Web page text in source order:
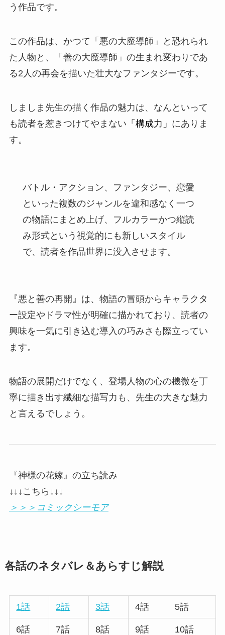
う作品です。
この作品は、かつて「悪の大魔導師」と恐れられ
た人物と、「善の大魔導師」の生まれ変わりであ
る2人の再会を描いた壮大なファンタジーです。
しましま先生の描く作品の魅力は、なんといって
も読者を惹きつけてやまない 「構成力」 にありま
す。
バトル・アクション、ファンタジー、恋愛
といった複数のジャンルを違和感なく一つ
の物語にまとめ上げ、フルカラーかつ縦読
み形式という視覚的にも新しいスタイル
で、読者を作品世界に没入させます。
『悪と善の再開』は、物語の冒頭からキャラクタ
ー設定やドラマ性が明確に描かれており、読者の
興味を一気に引き込む導入の巧みさも際立ってい
ます。
物語の展開だけでなく、登場人物の心の機微を丁
寧に描き出す繊細な描写力も、先生の大きな魅力
と言えるでしょう。
『神様の花嫁』の立ち読み
↓↓↓こちら↓↓↓
＞＞＞コミックシーモア
各話のネタバレ＆あらすじ解説
1話 2話 3話 4話 5話
6話 7話 8話 9話 10話